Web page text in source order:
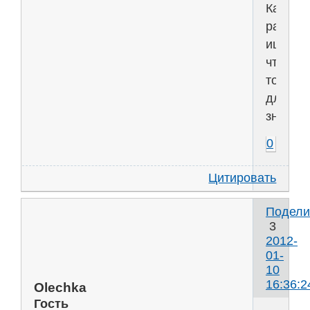
Как
раз
ищу
что-
то
для
0
Цитировать
3
2012-
01-
10
Olechka
Гость